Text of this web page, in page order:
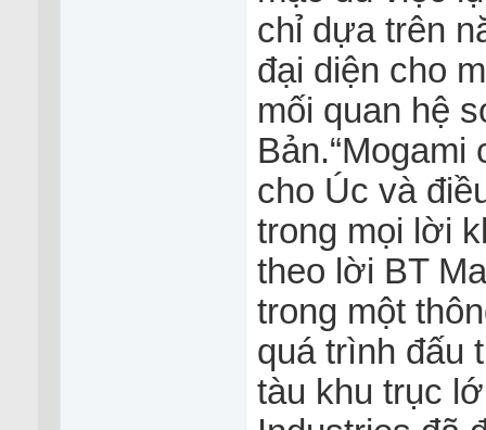
chỉ dựa trên
đại diện cho
mối quan hệ
cho Úc và
trong mọi lời
theo lời BT
trong một
quá trình đấu
tàu khu trục